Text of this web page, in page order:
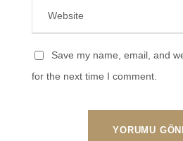
Save my name, email, and
for the next time I comment.